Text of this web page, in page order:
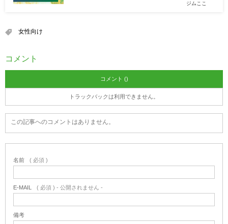
ジムここ
女性向け
コメント
コメント ()
トラックバックは利用できません。
この記事へのコメントはありません。
名前 ( 必須 )
E-MAIL ( 必須 ) - 公開されません -
備考